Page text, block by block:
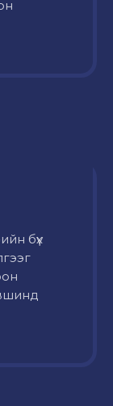
бүх